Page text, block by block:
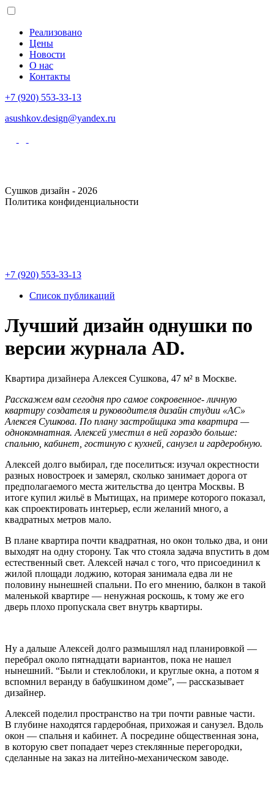
Реализовано
Цены
Новости
О нас
Контакты
+7 (920) 553-33-13
asushkov.design@yandex.ru
Сушков дизайн - 2026
Политика конфиденциальности
+7 (920) 553-33-13
Список публикаций
Лучший дизайн однушки по
версии журнала AD.
Квартира дизайнера Алексея Сушкова, 47 м² в Москве.
Расскажем вам сегодня про самое сокровенное- личную
квартиру создателя и руководителя дизайн студии «АС»
Алексея Сушкова. По плану застройщика эта квартира —
однокомнатная. Алексей уместил в ней гораздо больше:
спальню, кабинет, гостиную с кухней, санузел и гардеробную.
Алексей долго выбирал, где поселиться: изучал окрестности
разных новостроек и замерял, сколько занимает дорога от
предполагаемого места жительства до центра Москвы. В
итоге купил жильё в Мытищах, на примере которого показал,
как спроектировать интерьер, если желаний много, а
квадратных метров мало.
В плане квартира почти квадратная, но окон только два, и они
выходят на одну сторону. Так что стояла задача впустить в дом
естественный свет. Алексей начал с того, что присоединил к
жилой площади лоджию, которая занимала едва ли не
половину нынешней спальни. По его мнению, балкон в такой
маленькой квартире — ненужная роскошь, к тому же его
дверь плохо пропускала свет внутрь квартиры.
Ну а дальше Алексей долго размышлял над планировкой —
перебрал около пятнадцати вариантов, пока не нашел
нынешний. “Были и стеклоблоки, и круглые окна, а потом я
вспомнил веранду в бабушкином доме”, — рассказывает
дизайнер.
Алексей поделил пространство на три почти равные части.
В глубине находятся гардеробная, прихожая и санузел. Вдоль
окон — спальня и кабинет. А посредине общественная зона,
в которую свет попадает через стеклянные перегородки,
сделанные на заказ на литейно-механическом заводе.